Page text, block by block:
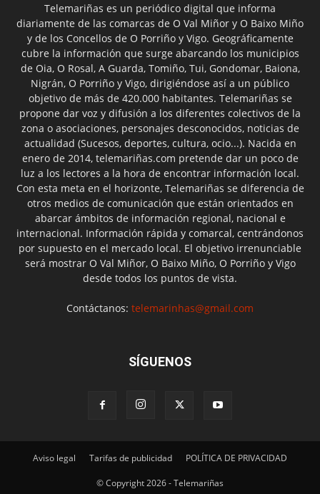
Telemariñas es un periódico digital que informa
diariamente de las comarcas de O Val Miñor y O Baixo Miño
y de los Concellos de O Porriño y Vigo. Geográficamente
cubre la información que surge abarcando los municipios
de Oia, O Rosal, A Guarda, Tomiño, Tui, Gondomar, Baiona,
Nigrán, O Porriño y Vigo, dirigiéndose así a un público
objetivo de más de 420.000 habitantes. Telemariñas se
propone dar voz y difusión a los diferentes colectivos de la
zona o asociaciones, personajes desconocidos, noticias de
actualidad (Sucesos, deportes, cultura, ocio...). Nacida en
enero de 2014, telemariñas.com pretende dar un poco de
luz a los lectores a la hora de encontrar información local.
Con esta meta en el horizonte, Telemariñas se diferencia de
otros medios de comunicación que están orientados en
abarcar ámbitos de información regional, nacional e
internacional. Información rápida y comarcal, centrándonos
por supuesto en el mercado local. El objetivo irrenunciable
será mostrar O Val Miñor, O Baixo Miño, O Porriño y Vigo
desde todos los puntos de vista.
Contáctanos: telemarinhas@gmail.com
SÍGUENOS
Aviso legal Tarifas de publicidad POLÍTICA DE PRIVACIDAD
© Copyright 2026 - Telemariñas